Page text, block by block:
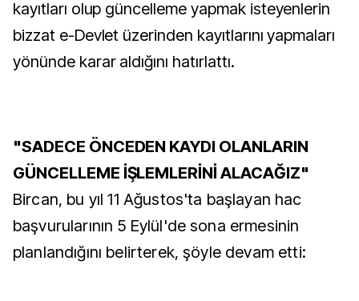
kayıtları olup güncelleme yapmak isteyenlerin
bizzat e-Devlet üzerinden kayıtlarını yapmaları
yönünde karar aldığını hatırlattı.
"SADECE ÖNCEDEN KAYDI OLANLARIN
GÜNCELLEME İŞLEMLERİNİ ALACAĞIZ"
Bircan, bu yıl 11 Ağustos'ta başlayan hac
başvurularının 5 Eylül'de sona ermesinin
planlandığını belirterek, şöyle devam etti: